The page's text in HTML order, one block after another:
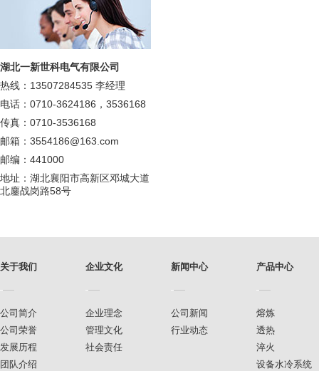
湖北一新世科电气有限公司
热线：13507284535 李经理
电话：0710-3624186，3536168
传真：0710-3536168
邮箱：3554186@163.com
邮编：441000
地址：湖北襄阳市高新区邓城大道
北鏖战岗路58号
关于我们
公司简介
公司荣誉
发展历程
团队介绍
企业文化
企业理念
管理文化
社会责任
新闻中心
公司新闻
行业动态
产品中心
熔炼
透热
淬火
设备水冷系统